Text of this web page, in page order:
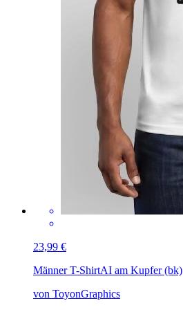
23,99 €
Männer T-ShirtAI am Kupfer (bk)
von ToyonGraphics